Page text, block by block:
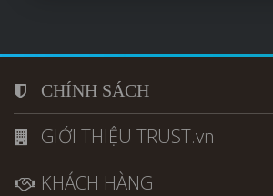
CHÍNH SÁCH
GIỚI THIỆU TRUST.vn
KHÁCH HÀNG